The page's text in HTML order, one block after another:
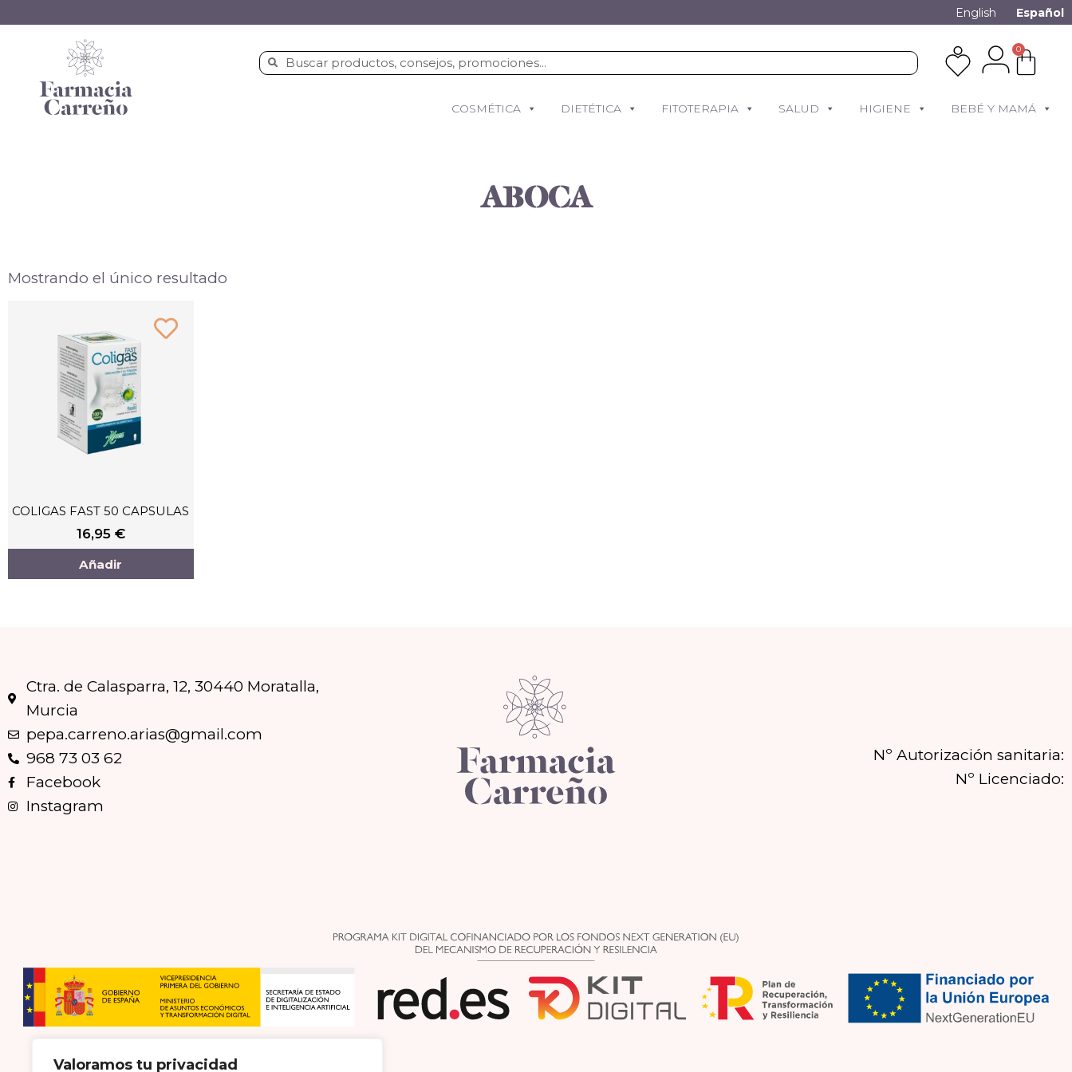
Valoramos tu privacidad
English Español
0
COSMÉTICA DIETÉTICA FITOTERAPIA SALUD HIGIENE BEBÉ Y MAMÁ
ABOCA
Mostrando el único resultado
COLIGAS FAST 50 CAPSULAS
16,95 €
Añadir
Ctra. de Calasparra, 12, 30440 Moratalla,
Murcia
pepa.carreno.arias@gmail.com
968 73 03 62
Facebook
Instagram
Nº Autorización sanitaria:
Nº Licenciado: